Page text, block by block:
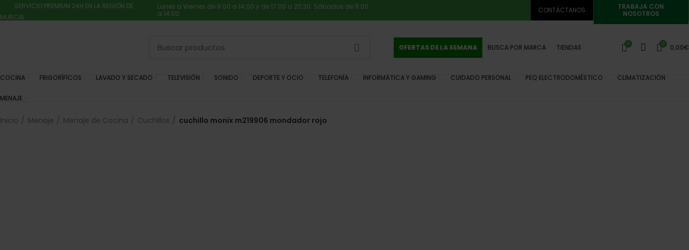
SERVICIO PREMIUM 24H EN LA REGIÓN DE
MURCIA
Lunes a Viernes de 9:00 a 14:00 y de 17:00 a 20:30. Sábados de 9:00
a 14:00.
CONTÁCTANOS
TRABAJA CON
NOSOTROS
OFERTAS DE LA SEMANA BUSCA POR MARCA TIENDAS 0 0 0,00€
COCINA FRIGORÍFICOS LAVADO Y SECADO TELEVISIÓN SONIDO DEPORTE Y OCIO TELEFONÍA INFORMÁTICA Y GAMING CUIDADO PERSONAL PEQ ELECTRODOMÉSTICO CLIMATIZACIÓN
MENAJE
Inicio Menaje Menaje de Cocina Cuchillos cuchillo monix m219906 mondador rojo